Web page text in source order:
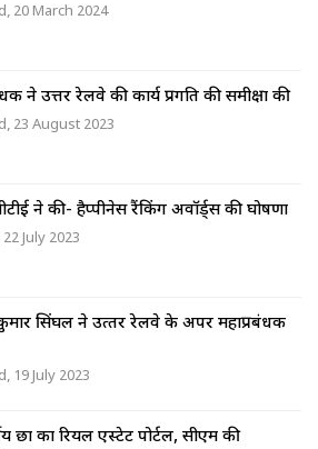
20 March 2024
ने उत्तर रेलवे की कार्य प्रगति की समीक्षा की
23 August 2023
ने की- हैप्पीनेस रैंकिंग अवॉर्ड्स की घोषणा
22 July 2023
सिंघल ने उत्‍तर रेलवे के अपर महाप्रबंधक
19 July 2023
छात्र का रियल एस्टेट पोर्टल, सीएम की